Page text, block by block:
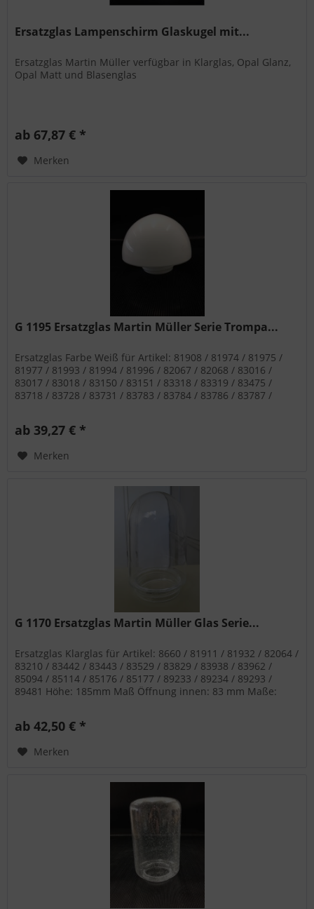
Ersatzglas Lampenschirm Glaskugel mit...
Ersatzglas Martin Müller verfügbar in Klarglas, Opal Glanz,
Opal Matt und Blasenglas
ab 67,87 € *
Merken
G 1195 Ersatzglas Martin Müller Serie Trompa...
Ersatzglas Farbe Weiß für Artikel: 81908 / 81974 / 81975 /
81977 / 81993 / 81994 / 81996 / 82067 / 82068 / 83016 /
83017 / 83018 / 83150 / 83151 / 83318 / 83319 / 83475 /
83718 / 83728 / 83731 / 83783 / 83784 / 83786 / 83787 /
89072 / 89077 / 89078 / 89079 /...
ab 39,27 € *
Merken
G 1170 Ersatzglas Martin Müller Glas Serie...
Ersatzglas Klarglas für Artikel: 8660 / 81911 / 81932 / 82064 /
83210 / 83442 / 83443 / 83529 / 83829 / 83938 / 83962 /
85094 / 85114 / 85176 / 85177 / 89233 / 89234 / 89293 /
89481 Höhe: 185mm Maß Öffnung innen: 83 mm Maße:
ab 42,50 € *
Merken